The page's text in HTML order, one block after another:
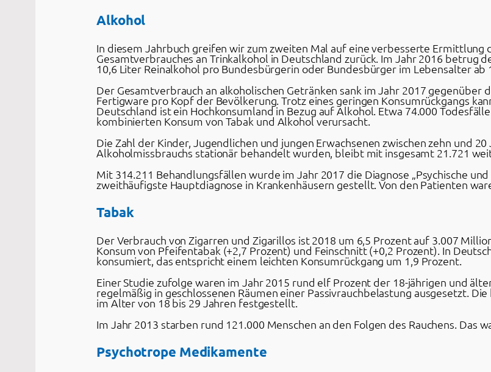
Alkohol
In diesem Jahrbuch greifen wir zum zweiten Mal auf eine verbesserte Ermittlung
Gesamtverbrauches an Trinkalkohol in Deutschland zurück. Im Jahr 2016 betrug
10,6 Liter Reinalkohol pro Bundesbürgerin oder Bundesbürger im Lebensalter ab
Der Gesamtverbrauch an alkoholischen Getränken sank im Jahr 2017 gegenüber
Fertigware pro Kopf der Bevölkerung. Trotz eines geringen Konsumrückgangs
Deutschland ist ein Hochkonsumland in Bezug auf Alkohol. Etwa 74.000
kombinierten Konsum von Tabak und Alkohol verursacht.
Die Zahl der Kinder, Jugendlichen und jungen Erwachsenen zwischen zehn und
Alkoholmissbrauchs stationär behandelt wurden, bleibt mit insgesamt 21.721
Mit 314.211 Behandlungsfällen wurde im Jahr 2017 die Diagnose „Psychische
zweithäufigste Hauptdiagnose in Krankenhäusern gestellt. Von den Patienten
Tabak
Der Verbrauch von Zigarren und Zigarillos ist 2018 um 6,5 Prozent auf 3.007
Konsum von Pfeifentabak (+2,7 Prozent) und Feinschnitt (+0,2 Prozent). In
konsumiert, das entspricht einem leichten Konsumrückgang um 1,9 Prozent.
Einer Studie zufolge waren im Jahr 2015 rund elf Prozent der 18-jährigen und
regelmäßig in geschlossenen Räumen einer Passivrauchbelastung ausgesetzt.
im Alter von 18 bis 29 Jahren festgestellt.
Im Jahr 2013 starben rund 121.000 Menschen an den Folgen des Rauchens. Das
Psychotrope Medikamente